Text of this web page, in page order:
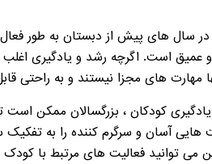
سال های پیش از دبستان به طور فعال
و عمیق است. اگرچه رشد و یادگیری
مهارت های مجزا نیستند و به راحتی
کودکان ، بزرگسالان ممکن است
هایی آسان و سرگرم کننده را به
مرتبط با کودک زیر 2 سال و همچنین کودک 2 و 3 ساله را از لینک های زیر مشاهده